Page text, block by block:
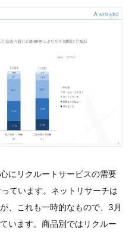
にリクルートサービスの需要
ています。ネットリサーチは
、これも一時的なもので、3月
います。商品別ではリクルー